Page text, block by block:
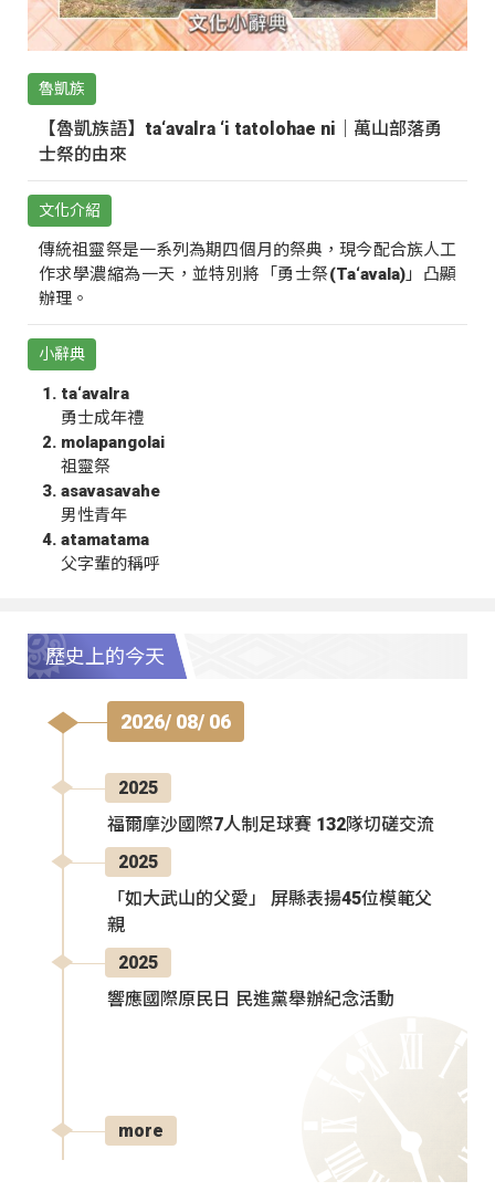
魯凱族
【魯凱族語】ta‘avalra ‘i tatolohae ni｜萬山部落勇
士祭的由來
文化介紹
傳統祖靈祭是一系列為期四個月的祭典，現今配合族人工
作求學濃縮為一天，並特別將「勇士祭(Ta‘avala)」凸顯
辦理。
小辭典
ta‘avalra
勇士成年禮
molapangolai
祖靈祭
asavasavahe
男性青年
atamatama
父字輩的稱呼
歷史上的今天
2026/ 08/ 06
2025
福爾摩沙國際7人制足球賽 132隊切磋交流
2025
「如大武山的父愛」 屏縣表揚45位模範父
親
2025
響應國際原民日 民進黨舉辦紀念活動
more